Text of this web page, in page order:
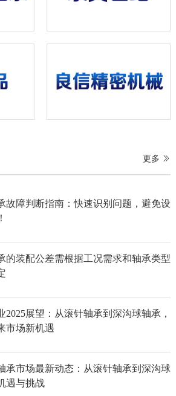
更多
故障判断指南：快速识别问题，避免设
的装配公差需根据工况需求和轴承类型
2025展望：从滚针轴承到深沟球轴承，
市场新机遇
承市场最新动态：从滚针轴承到深沟球
遇与挑战